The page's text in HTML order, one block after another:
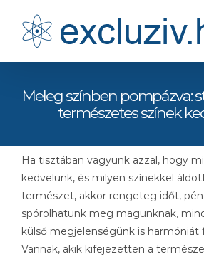
Meleg színben pompázva:
természetes színek
Ha tisztában vagyunk azzal, hogy
kedvelünk, és milyen színekkel
természet, akkor rengeteg időt,
spórolhatunk meg magunknak,
külső megjelenségünk is harmóniát
Vannak, akik kifejezetten a